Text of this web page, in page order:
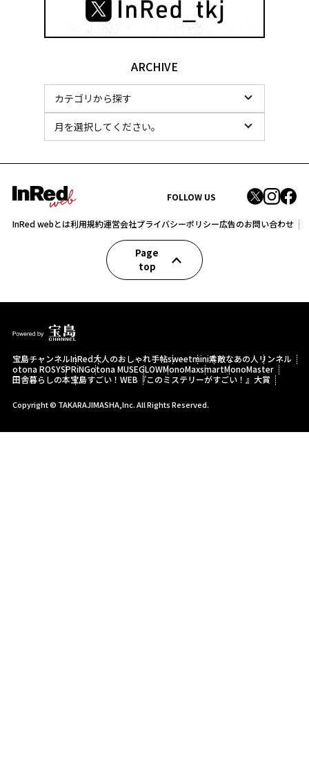
ARCHIVE
FOLLOW US
InRed webとは利用規約運営会社プライバシーポリシー広告のお問い合わせ
Page
top
宝島チャンネルInRed大人のおしゃれ手帖sweetmini素敵なあの人 リンネル
otona ROSYSPRiNGotona MUSEGLOWMonoMaxsmartMonoMaster
田舎暮らしの本宝島すごい！WEB 『このミステリーがすごい！』大賞
Copyright © TAKARAJIMASHA,Inc. All Rights Reserved.